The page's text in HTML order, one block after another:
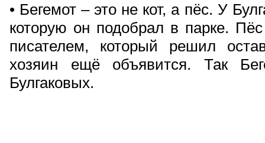
• Бегемот – это не кот, а пёс. У
которую он подобрал в парке.
писателем, который решил
хозяин ещё объявится. Так
Булгаковых.